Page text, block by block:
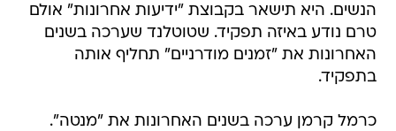
הנשים. היא תישאר בקבוצת "ידיעות אחרונות" אולם
טרם נודע באיזה תפקיד. שטוטלנד שערכה בשנים
האחרונות את "זמנים מודרניים" תחליף אותה
בתפקיד.
כרמל קרמן ערכה בשנים האחרונות את "מנטה".